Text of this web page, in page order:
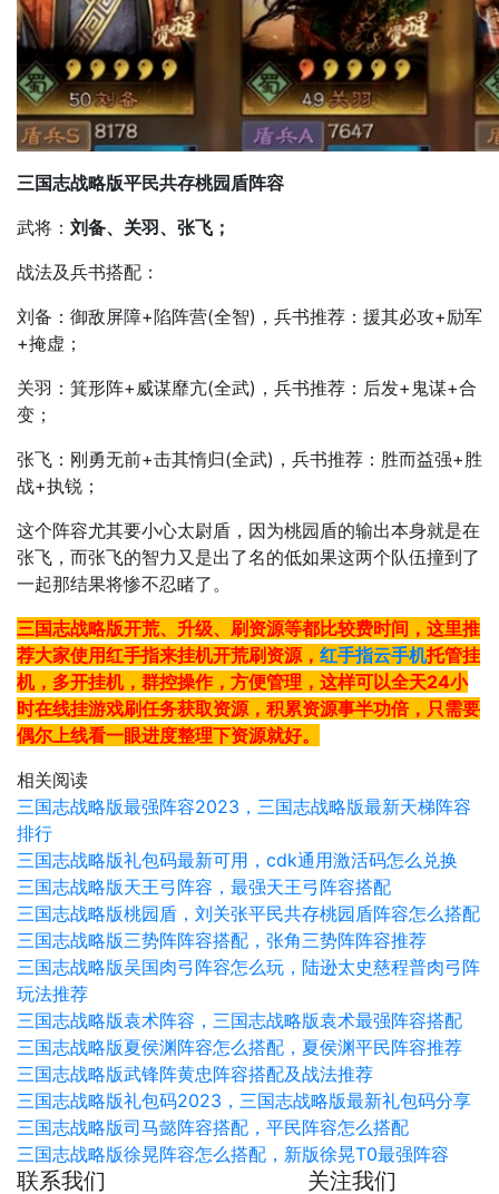
三国志战略版平民共存桃园盾阵容
武将： 刘备、关羽、张飞；
战法及兵书搭配：
刘备：御敌屏障+陷阵营(全智)，兵书推荐：援其必攻+励军
+掩虚；
关羽：箕形阵+威谋靡亢(全武)，兵书推荐：后发+鬼谋+合
变；
张飞：刚勇无前+击其惰归(全武)，兵书推荐：胜而益强+胜
战+执锐；
这个阵容尤其要小心太尉盾，因为桃园盾的输出本身就是在
张飞，而张飞的智力又是出了名的低如果这两个队伍撞到了
一起那结果将惨不忍睹了。
三国志战略版开荒、升级、刷资源等都比较费时间，这里推
荐大家使用红手指来挂机开荒刷资源， 红手指云手机托管挂
机，多开挂机，群控操作，方便管理，这样可以全天24小
时在线挂游戏刷任务获取资源，积累资源事半功倍，只需要
偶尔上线看一眼进度整理下资源就好。
相关阅读
三国志战略版最强阵容2023，三国志战略版最新天梯阵容
排行
三国志战略版礼包码最新可用，cdk通用激活码怎么兑换
三国志战略版天王弓阵容，最强天王弓阵容搭配
三国志战略版桃园盾，刘关张平民共存桃园盾阵容怎么搭配
三国志战略版三势阵阵容搭配，张角三势阵阵容推荐
三国志战略版吴国肉弓阵容怎么玩，陆逊太史慈程普肉弓阵
玩法推荐
三国志战略版袁术阵容，三国志战略版袁术最强阵容搭配
三国志战略版夏侯渊阵容怎么搭配，夏侯渊平民阵容推荐
三国志战略版武锋阵黄忠阵容搭配及战法推荐
三国志战略版礼包码2023，三国志战略版最新礼包码分享
三国志战略版司马懿阵容搭配，平民阵容怎么搭配
三国志战略版徐晃阵容怎么搭配，新版徐晃T0最强阵容
联系我们 关注我们